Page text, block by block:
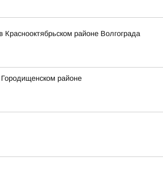
районе Волгограда
районе